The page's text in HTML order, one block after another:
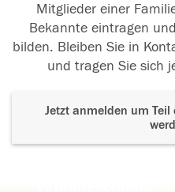
Mitglieder einer
Bekannte eintragen
bilden. Bleiben Sie in
und tragen Sie sich
Jetzt anmelden um Teil